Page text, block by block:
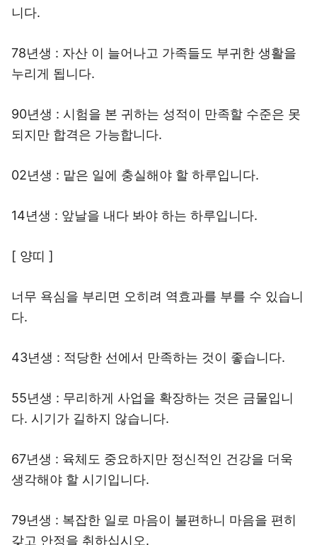
니다.
78년생 : 자산 이 늘어나고 가족들도 부귀한 생활을
누리게 됩니다.
90년생 : 시험을 본 귀하는 성적이 만족할 수준은 못
되지만 합격은 가능합니다.
02년생 : 맡은 일에 충실해야 할 하루입니다.
14년생 : 앞날을 내다 봐야 하는 하루입니다.
[ 양띠 ]
너무 욕심을 부리면 오히려 역효과를 부를 수 있습니
다.
43년생 : 적당한 선에서 만족하는 것이 좋습니다.
55년생 : 무리하게 사업을 확장하는 것은 금물입니
다. 시기가 길하지 않습니다.
67년생 : 육체도 중요하지만 정신적인 건강을 더욱
생각해야 할 시기입니다.
79년생 : 복잡한 일로 마음이 불편하니 마음을 편히
갖고 안정을 취하십시오.